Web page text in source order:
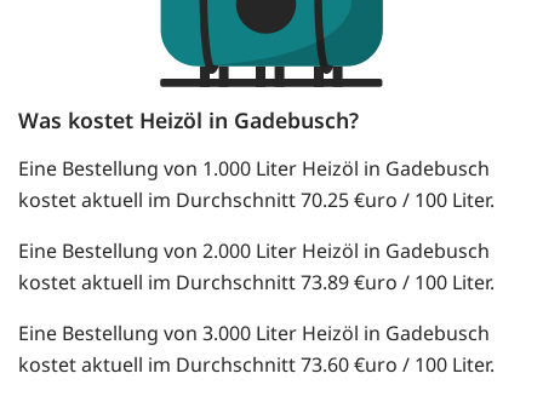
Was kostet Heizöl in Gadebusch?
Eine Bestellung von 1.000 Liter Heizöl in Gadebusch
kostet aktuell im Durchschnitt 70.25 €uro / 100 Liter.
Eine Bestellung von 2.000 Liter Heizöl in Gadebusch
kostet aktuell im Durchschnitt 73.89 €uro / 100 Liter.
Eine Bestellung von 3.000 Liter Heizöl in Gadebusch
kostet aktuell im Durchschnitt 73.60 €uro / 100 Liter.